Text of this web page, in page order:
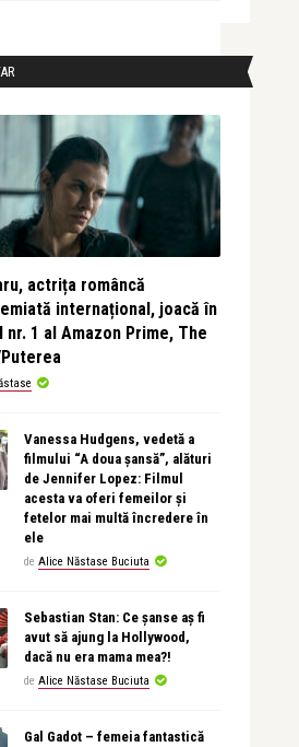
actrița româncă
internațional, joacă în
nr. 1 al Amazon Prime, The
Vanessa Hudgens, vedetă a
filmului “A doua șansă”, alături
de Jennifer Lopez: Filmul
acesta va oferi femeilor și
fetelor mai multă încredere în
ele
de Alice Năstase Buciuta
Sebastian Stan: Ce șanse aș fi
avut să ajung la Hollywood,
dacă nu era mama mea?!
de Alice Năstase Buciuta
Gal Gadot – femeia fantastică